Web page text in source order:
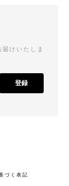
またよ
後とも
けいたしま
登録
づく表記